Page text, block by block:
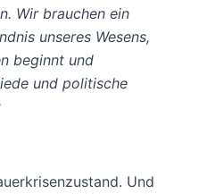
Wir brauchen ein
unseres Wesens,
beginnt und
und politische
Und